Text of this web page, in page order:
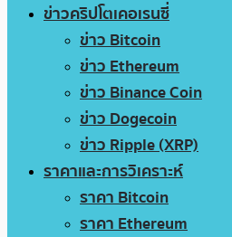
ข่าวคริปโตเคอเรนซี่
ข่าว Bitcoin
ข่าว Ethereum
ข่าว Binance Coin
ข่าว Dogecoin
ข่าว Ripple (XRP)
ราคาและการวิเคราะห์
ราคา Bitcoin
ราคา Ethereum